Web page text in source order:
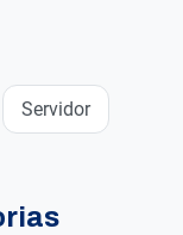
Servidor